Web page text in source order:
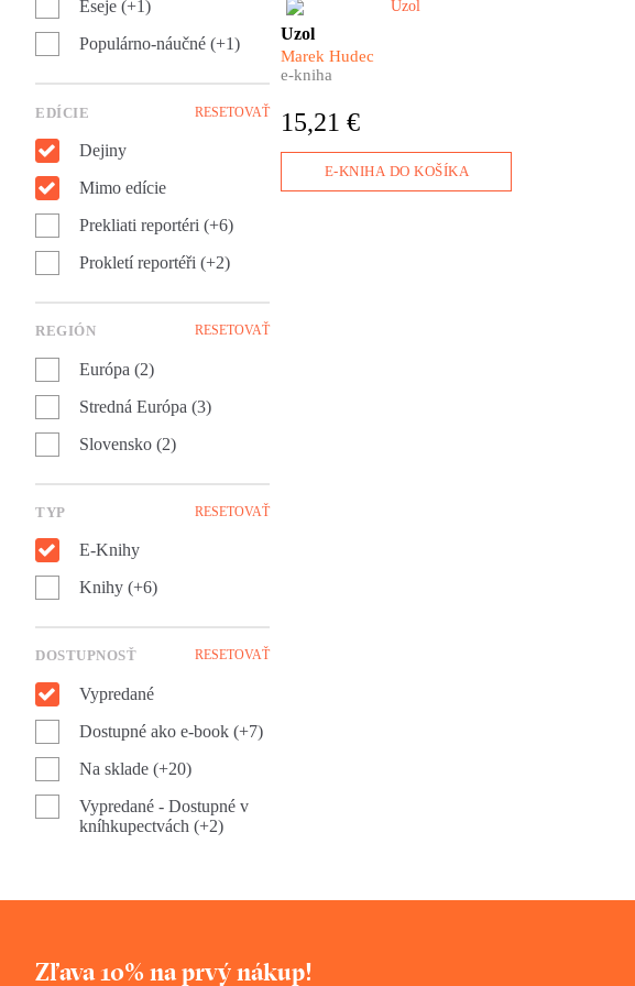
Eseje (+1)
Populárno-náučné (+1)
EDÍCIE RESETOVAŤ
Dejiny
Mimo edície
Prekliati reportéri (+6)
Prokletí reportéři (+2)
REGIÓN RESETOVAŤ
Európa (2)
Stredná Európa (3)
Slovensko (2)
TYP RESETOVAŤ
E-Knihy
Knihy (+6)
DOSTUPNOSŤ RESETOVAŤ
Vypredané
Dostupné ako e-book (+7)
Na sklade (+20)
Vypredané - Dostupné v
kníhkupectvách (+2)
Hlavnou postavou tejto knihy
je mesto. Spálené mesto. Mesto
z prachu, popola a ruín. Marek
skúma rany, ktoré na Nových
padajúcich bômb.
Uzol
Marek Hudec
e-kniha
15,21 €
E-KNIHA DO KOŠÍKA
Zľava 10% na prvý nákup!